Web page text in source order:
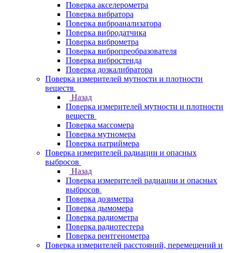
Поверка акселерометра
Поверка вибратора
Поверка виброанализатора
Поверка вибродатчика
Поверка виброметра
Поверка вибропреобразователя
Поверка вибростенда
Поверка дозкалибратора
Поверка измерителей мутности и плотности
веществ
Назад
Поверка измерителей мутности и плотности
веществ
Поверка массомера
Поверка мутномера
Поверка натриймера
Поверка измерителей радиации и опасных
выбросов
Назад
Поверка измерителей радиации и опасных
выбросов
Поверка дозиметра
Поверка дымомера
Поверка радиометра
Поверка радиотестера
Поверка рентгенометра
Поверка измерителей расстояний, перемещений и